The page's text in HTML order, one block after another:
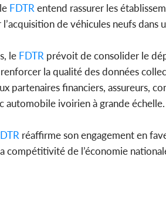
FDTRentend rassurer les
de véhicules neufs dans
le FDTR prévoit de consolider le
la qualité des données
partenaires financiers, assureurs,
automobile ivoirien à grande échelle.
réaffirme son engagement en
compétitivité de l’économie